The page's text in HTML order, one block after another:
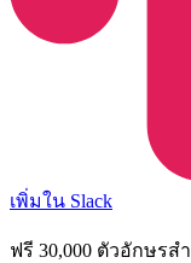
เพิ่มใน Slack
ฟรี 30,000 ตัวอักษร